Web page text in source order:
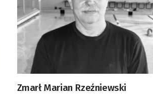
Zmarł Marian Rzeźniewski